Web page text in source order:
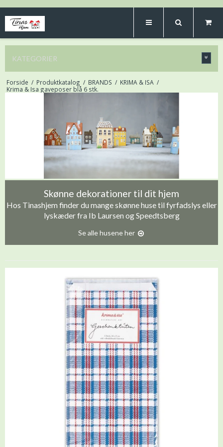
KATEGORIER
Forside / Produktkatalog / BRANDS / KRIMA & ISA /
Krima & Isa gaveposer blå 6 stk.
Skønne dekorationer til dit hjem
Hos Tinashjem finder du mange skønne huse til fyrfadslys eller
lyskæder fra Ib Laursen og Speedtsberg
Se alle husene her